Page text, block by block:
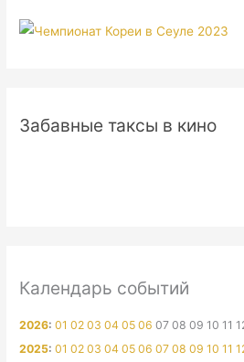
Забавные таксы в кино
Календарь событий
2026:01 02 03 04 05 06 07 08 09 10 11
2025:01 02 03 04 05 06 07 08 09 10 11